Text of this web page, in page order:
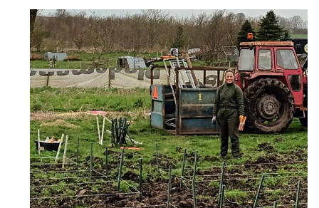
v
e
g
å
r
d
e
n
r
s
t
e
d
a
g
i
s
k
o